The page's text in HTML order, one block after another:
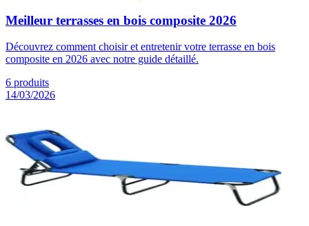
Meilleur terrasses en bois composite 2026
Découvrez comment choisir et entretenir votre terrasse en bois
composite en 2026 avec notre guide détaillé.
6 produits
14/03/2026